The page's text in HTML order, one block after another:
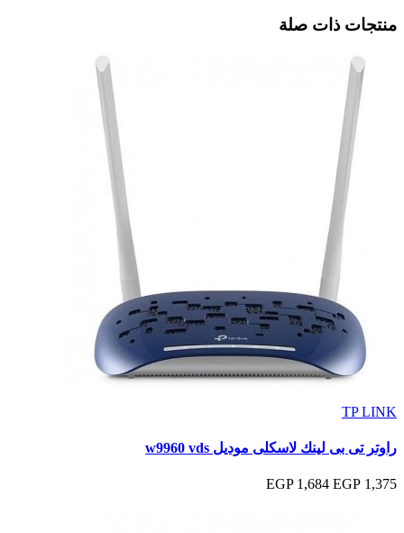
منتجات ذات صلة
TP LINK
راوتر تى بى لينك لاسكلى موديل w9960 vds
1,375 EGP
1,684 EGP